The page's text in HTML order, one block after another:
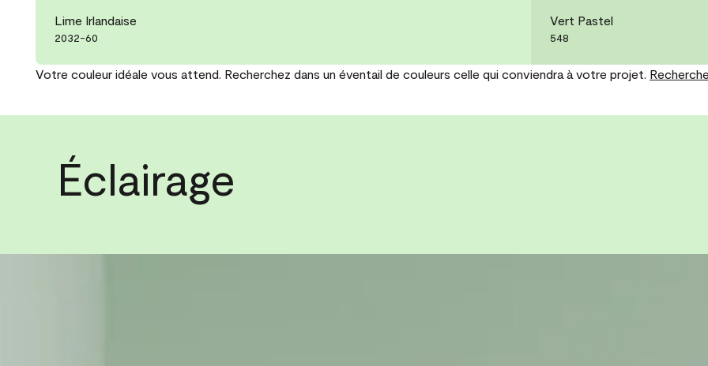
Lime Irlandaise
2032-60
Vert Pastel
548
Votre couleur idéale vous attend. Recherchez dans un éventail de couleurs celle qui conviendra à votre projet.
Éclairage